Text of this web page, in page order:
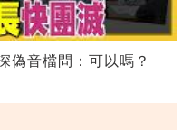
偽音檔問：可以嗎？